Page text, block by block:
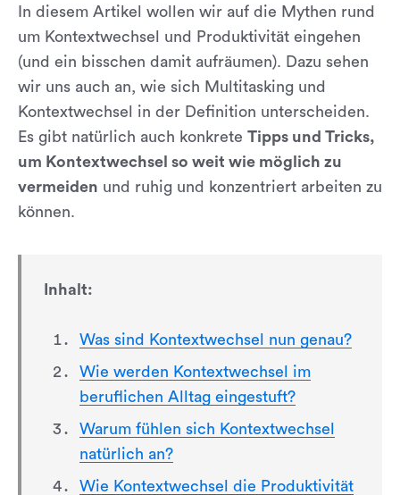
In diesem Artikel wollen wir auf die Mythen rund
um Kontextwechsel und Produktivität eingehen
(und ein bisschen damit aufräumen). Dazu sehen
wir uns auch an, wie sich Multitasking und
Kontextwechsel in der Definition unterscheiden.
Es gibt natürlich auch konkrete Tipps und Tricks,
um Kontextwechsel so weit wie möglich zu
vermeiden und ruhig und konzentriert arbeiten zu
können.
Inhalt:
Was sind Kontextwechsel nun genau?
Wie werden Kontextwechsel im
beruflichen Alltag eingestuft?
Warum fühlen sich Kontextwechsel
natürlich an?
Wie Kontextwechsel die Produktivität